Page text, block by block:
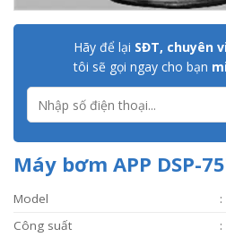
Hãy để lại SĐT, chuyên
tôi sẽ gọi ngay cho bạn
Máy bơm APP DSP-
Model
Công suất
: